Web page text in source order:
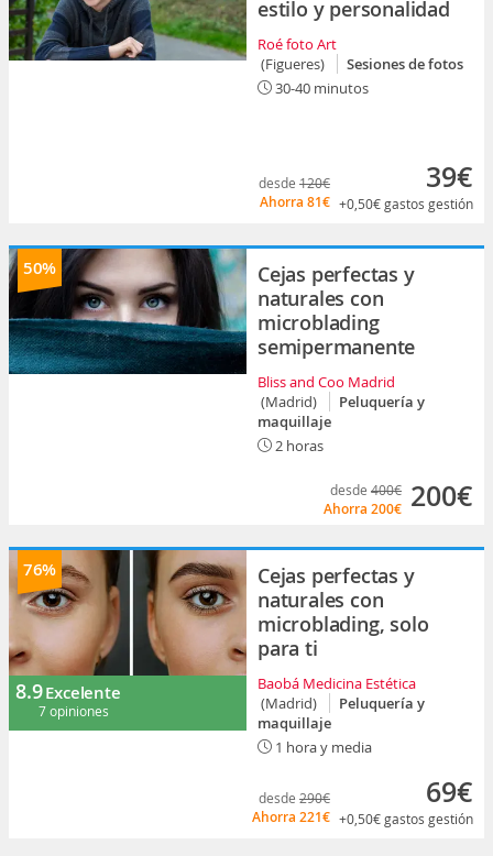
estilo y personalidad
Roé foto Art
(Figueres)
Sesiones de fotos
30-40 minutos
desde 120€
Ahorra 81€
39€
+0,50€gastos gestión
50%
Cejas perfectas y
naturales con
microblading
semipermanente
Bliss and Coo Madrid
(Madrid)
Peluquería y
maquillaje
2 horas
desde 400€
Ahorra 200€ 200€
76%
8.9Excelente
7 opiniones
Cejas perfectas y
naturales con
microblading, solo
para ti
Baobá Medicina Estética
(Madrid)
Peluquería y
maquillaje
1 hora y media
desde 290€
Ahorra 221€
69€
+0,50€gastos gestión